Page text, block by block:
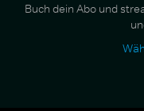
Buch dein Abo und